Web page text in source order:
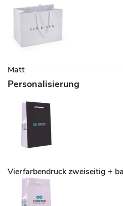
Matt
Personalisierung
Vierfarbendruck zweiseitig +